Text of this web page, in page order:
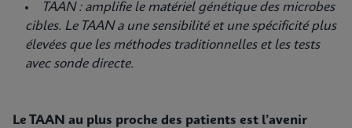
TAAN : amplifie le matériel génétique des microbes
cibles. Le TAAN a une sensibilité et une spécificité plus
élevées que les méthodes traditionnelles et les tests
avec sonde directe.
Le TAAN au plus proche des patients est l’avenir